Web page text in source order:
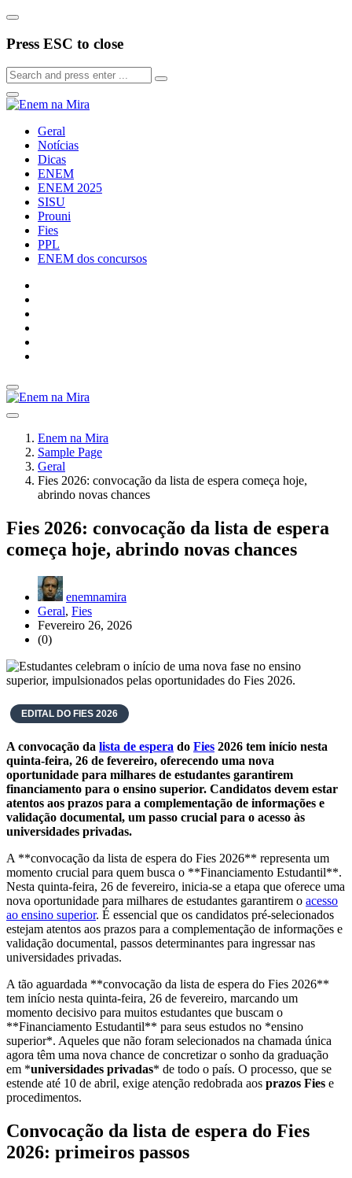
Press ESC to close
Geral
Notícias
Dicas
ENEM
ENEM 2025
SISU
Prouni
Fies
PPL
ENEM dos concursos
Enem na Mira
Sample Page
Geral
Fies 2026: convocação da lista de espera começa hoje,
abrindo novas chances
Fies 2026: convocação da lista de espera
começa hoje, abrindo novas chances
enemnamira
Geral, Fies
Fevereiro 26, 2026
(0)
EDITAL DO FIES 2026
A convocação da lista de espera do Fies 2026 tem início nesta
quinta-feira, 26 de fevereiro, oferecendo uma nova
oportunidade para milhares de estudantes garantirem
financiamento para o ensino superior. Candidatos devem estar
atentos aos prazos para a complementação de informações e
validação documental, um passo crucial para o acesso às
universidades privadas.
A **convocação da lista de espera do Fies 2026** representa um
momento crucial para quem busca o **Financiamento Estudantil**.
Nesta quinta-feira, 26 de fevereiro, inicia-se a etapa que oferece uma
nova oportunidade para milhares de estudantes garantirem o acesso
ao ensino superior. É essencial que os candidatos pré-selecionados
estejam atentos aos prazos para a complementação de informações e
validação documental, passos determinantes para ingressar nas
universidades privadas.
A tão aguardada **convocação da lista de espera do Fies 2026**
tem início nesta quinta-feira, 26 de fevereiro, marcando um
momento decisivo para muitos estudantes que buscam o
**Financiamento Estudantil** para seus estudos no *ensino
superior*. Aqueles que não foram selecionados na chamada única
agora têm uma nova chance de concretizar o sonho da graduação
em *universidades privadas* de todo o país. O processo, que se
estende até 10 de abril, exige atenção redobrada aos prazos Fies e
procedimentos.
Convocação da lista de espera do Fies
2026: primeiros passos